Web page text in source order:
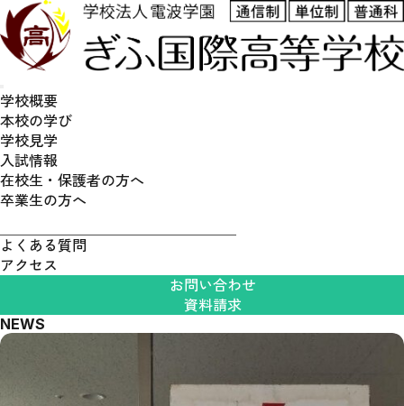
学校概要
本校の学び
学校見学
入試情報
在校生・保護者の方へ
卒業生の方へ
よくある質問
アクセス
お問い合わせ
資料請求
NEWS